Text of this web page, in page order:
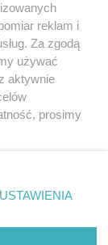
z nami
reklam i
Za zgodą
używać
aktywnie
prosimy
rogu strony
wymagają
się
USTAWIENIA